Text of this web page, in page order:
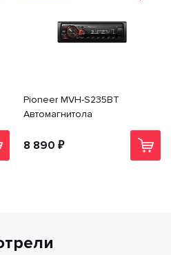
Pioneer MVH-S235BT
Автомагнитола
8 890 ₽